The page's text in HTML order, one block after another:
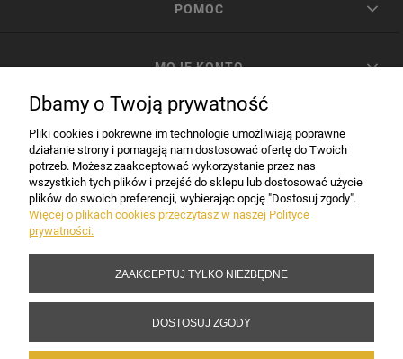
POMOC
MOJE KONTO
INFORMACJE
Copyright 2017-2026 Sakramento.pl
Dbamy o Twoją prywatność
Pliki cookies i pokrewne im technologie umożliwiają poprawne
działanie strony i pomagają nam dostosować ofertę do Twoich
potrzeb. Możesz zaakceptować wykorzystanie przez nas
wszystkich tych plików i przejść do sklepu lub dostosować użycie
plików do swoich preferencji, wybierając opcję "Dostosuj zgody".
Więcej o plikach cookies przeczytasz w naszej Polityce
prywatności.
ZAAKCEPTUJ TYLKO NIEZBĘDNE
DOSTOSUJ ZGODY